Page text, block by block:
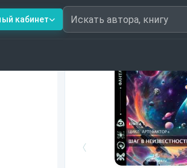
кабинет Искать автора, книгу
Книги из топ-100